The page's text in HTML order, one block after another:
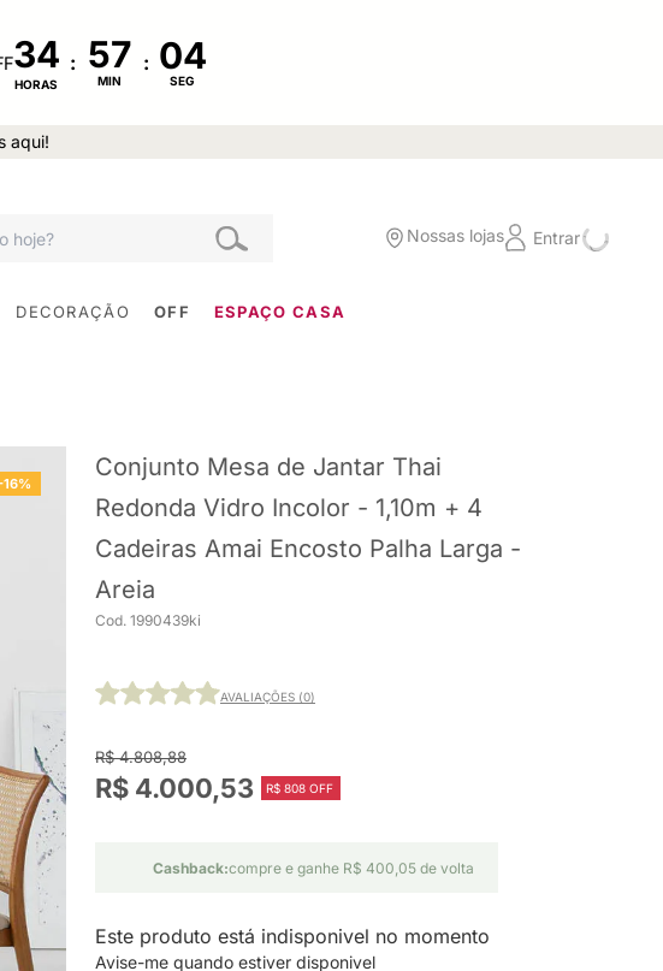
34
HORAS
:
MIN
:
SEG
aqui!
Nossas lojas Entrar
DECORAÇÃO OFF ESPAÇO CASA
16%
Conjunto Mesa de Jantar Thai
Redonda Vidro Incolor - 1,10m + 4
Cadeiras Amai Encosto Palha Larga -
Areia
Cod. 1990439ki
AVALIAÇÕES (0)
R$ 4.808,88
R$ 4.000,53 R$ 808 OFF
Cashback:compre e ganhe R$ 400,05 de volta
Este produto está indisponivel no momento
Avise-me quando estiver disponivel